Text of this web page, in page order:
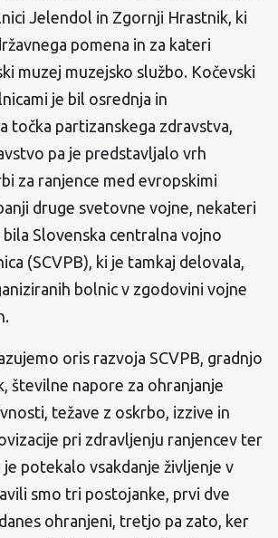
Jelendol in Zgornji Hrastnik, ki
pomena in za kateri
muzej muzejsko službo. Kočevski
je bil osrednja in
točka partizanskega zdravstva,
pa je predstavljalo vrh
za ranjence med evropskimi
druge svetovne vojne, nekateri
Slovenska centralna vojno
(SCVPB), ki je tamkaj delovala,
bolnic v zgodovini vojne
oris razvoja SCVPB, gradnjo
številne napore za ohranjanje
težave z oskrbo, izzive in
pri zdravljenju ranjencev ter
je potekalo vsakdanje življenje v
smo tri postojanke, prvi dve
ohranjeni, tretjo pa zato, ker